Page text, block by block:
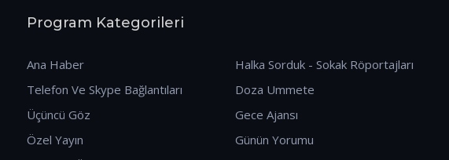
Program Kategorileri
Ana Haber
Telefon Ve Skype Bağlantıları
Üçüncü Göz
Özel Yayın
Halka Sorduk - Sokak Röportajları
Doza Ummete
Gece Ajansı
Günün Yorumu